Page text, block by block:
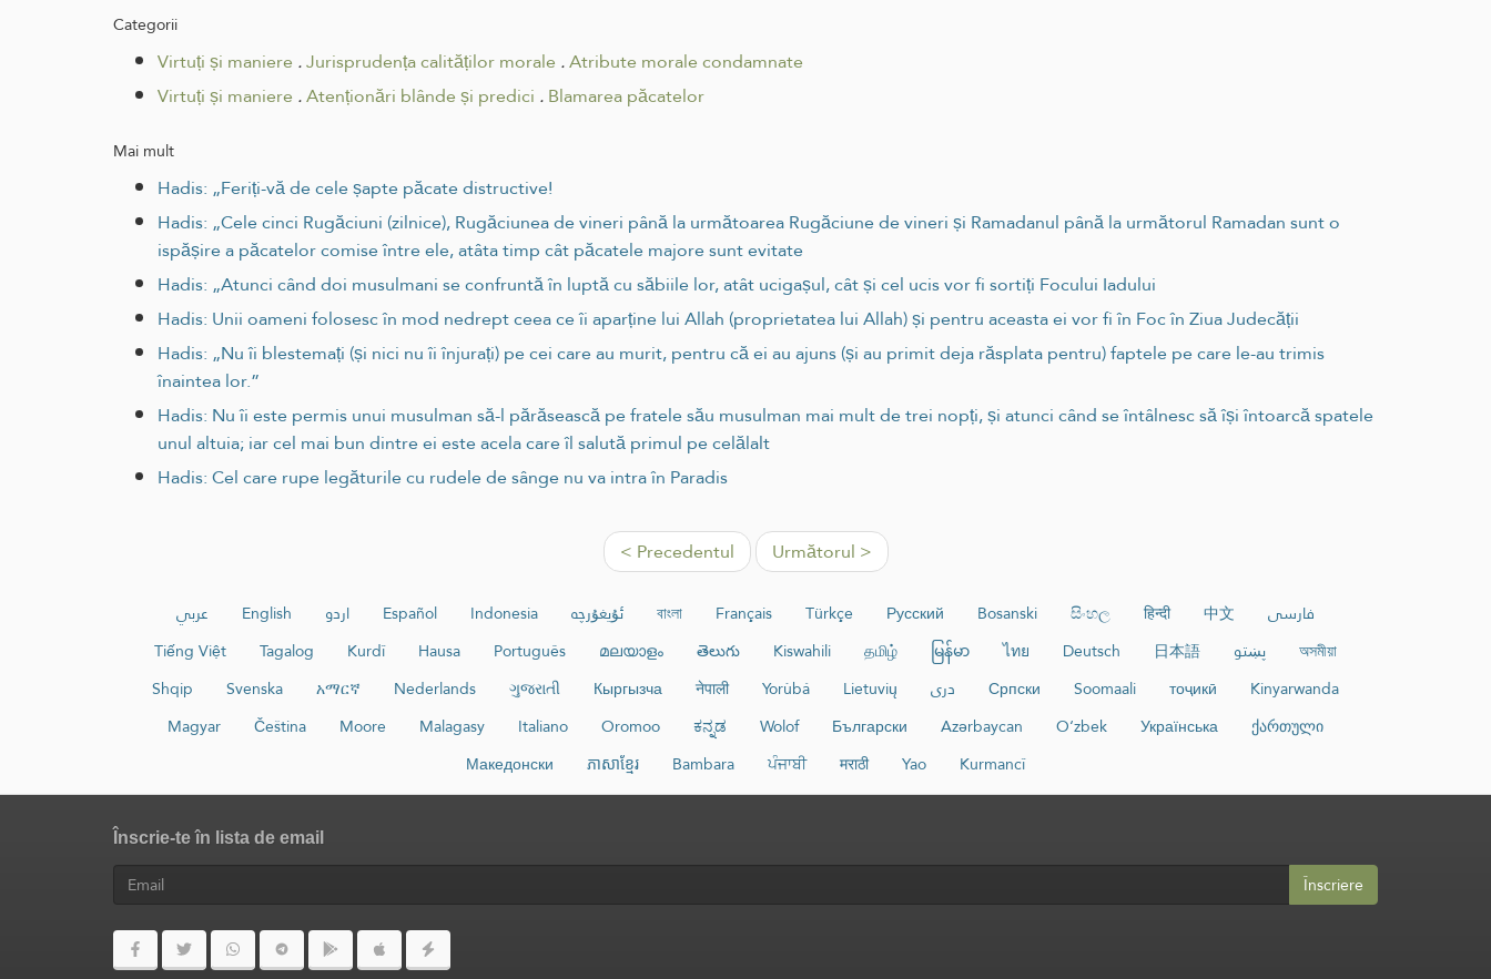
Categorii
Virtuți și maniere .Jurisprudența calităților morale .Atribute morale condamnate
Virtuți și maniere .Atenționări blânde și predici .Blamarea păcatelor
Mai mult
Hadis: „Feriți-vă de cele șapte păcate distructive!
Hadis: „Cele cinci Rugăciuni (zilnice), Rugăciunea de vineri până la următoarea Rugăciune de vineri și Ramadanul până la următorul Ramadan sunt o
ispășire a păcatelor comise între ele, atâta timp cât păcatele majore sunt evitate
Hadis: „Atunci când doi musulmani se confruntă în luptă cu săbiile lor, atât ucigașul, cât și cel ucis vor fi sortiți Focului Iadului
Hadis: Unii oameni folosesc în mod nedrept ceea ce îi aparține lui Allah (proprietatea lui Allah) și pentru aceasta ei vor fi în Foc în Ziua Judecății
Hadis: „Nu îi blestemați (și nici nu îi înjurați) pe cei care au murit, pentru că ei au ajuns (și au primit deja răsplata pentru) faptele pe care le-au trimis
înaintea lor.”
Hadis: Nu îi este permis unui musulman să-l părăsească pe fratele său musulman mai mult de trei nopți, și atunci când se întâlnesc să își întoarcă spatele
unul altuia; iar cel mai bun dintre ei este acela care îl salută primul pe celălalt
Hadis: Cel care rupe legăturile cu rudele de sânge nu va intra în Paradis
< Precedentul Următorul >
عربي English اردو Español Indonesia ئۇيغۇرچە বাংলা Français Türkçe Русский Bosanski සිංහල हिन्दी 中文
فارسی
Tiếng Việt
Tagalog Kurdî Hausa Português മലയാളം తెలుగు Kiswahili தமிழ் မြန်မာ ไทย Deutsch 日本語 پښتو
অসমীয়া
Shqip
Svenska አማርኛ Nederlands ગુજરાતી Кыргызча नेपाली Yorùbá Lietuvių دری Српски Soomaali тоҷикӣ
Kinyarwanda
Magyar
Čeština Moore Malagasy Italiano Oromoo ಕನ್ನಡ Wolof Български Azərbaycan O‘zbek Українська
ქართული
Македонски
ភាសាខ្មែរ Bambara ਪੰਜਾਬੀ मराठी Yao Kurmancî
Înscrie-te în lista de email
Înscriere